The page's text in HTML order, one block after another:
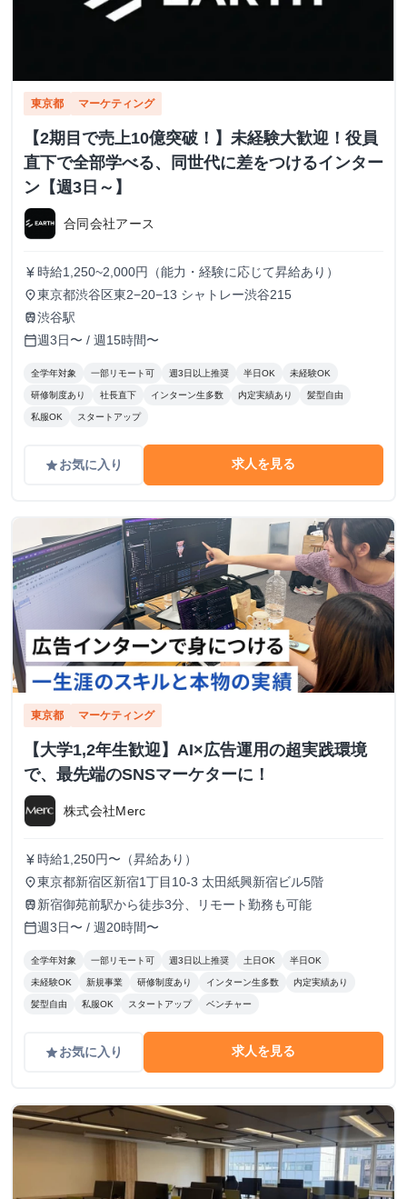
東京都 マーケティング
【2期目で売上10億突破！】未経験大歓迎！役員
直下で全部学べる、同世代に差をつけるインター
ン【週3日～】
合同会社アース
currency_yen 時給1,250~2,000円（能力・経験に応じて昇給あり）
place東京都渋谷区東2−20−13 シャトレー渋谷215
train渋谷駅
calendar_today週3日〜 / 週15時間〜
全学年対象 一部リモート可 週3日以上推奨 半日OK 未経験OK
研修制度あり 社長直下 インターン生多数 内定実績あり 髪型自由
私服OK スタートアップ
gradeお気に入り 求人を見る
東京都 マーケティング
【大学1,2年生歓迎】AI×広告運用の超実践環境
で、最先端のSNSマーケターに！
株式会社Merc
currency_yen 時給1,250円〜（昇給あり）
place東京都新宿区新宿1丁目10-3 太田紙興新宿ビル5階
train 新宿御苑前駅から徒歩3分、リモート勤務も可能
calendar_today週3日〜 / 週20時間〜
全学年対象 一部リモート可 週3日以上推奨 土日OK 半日OK
未経験OK 新規事業 研修制度あり インターン生多数 内定実績あり
髪型自由 私服OK スタートアップ ベンチャー
gradeお気に入り 求人を見る